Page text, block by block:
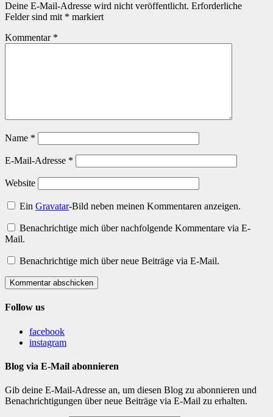
Deine E-Mail-Adresse wird nicht veröffentlicht. Erforderliche
Felder sind mit * markiert
Kommentar *
Name *
E-Mail-Adresse *
Website
EinGravatar-Bild neben meinen Kommentaren anzeigen.
Benachrichtige mich über nachfolgende Kommentare via E-
Mail.
Benachrichtige mich über neue Beiträge via E-Mail.
Kommentar abschicken
Follow us
facebook
instagram
Blog via E-Mail abonnieren
Gib deine E-Mail-Adresse an, um diesen Blog zu abonnieren und
Benachrichtigungen über neue Beiträge via E-Mail zu erhalten.